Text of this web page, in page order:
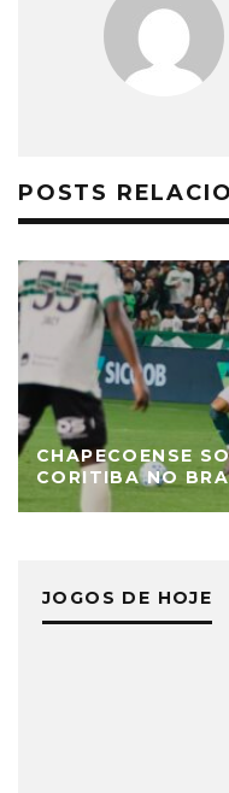
POSTS
CHAPECOENSE
CORITIBA NO
JOGOS DE HOJE